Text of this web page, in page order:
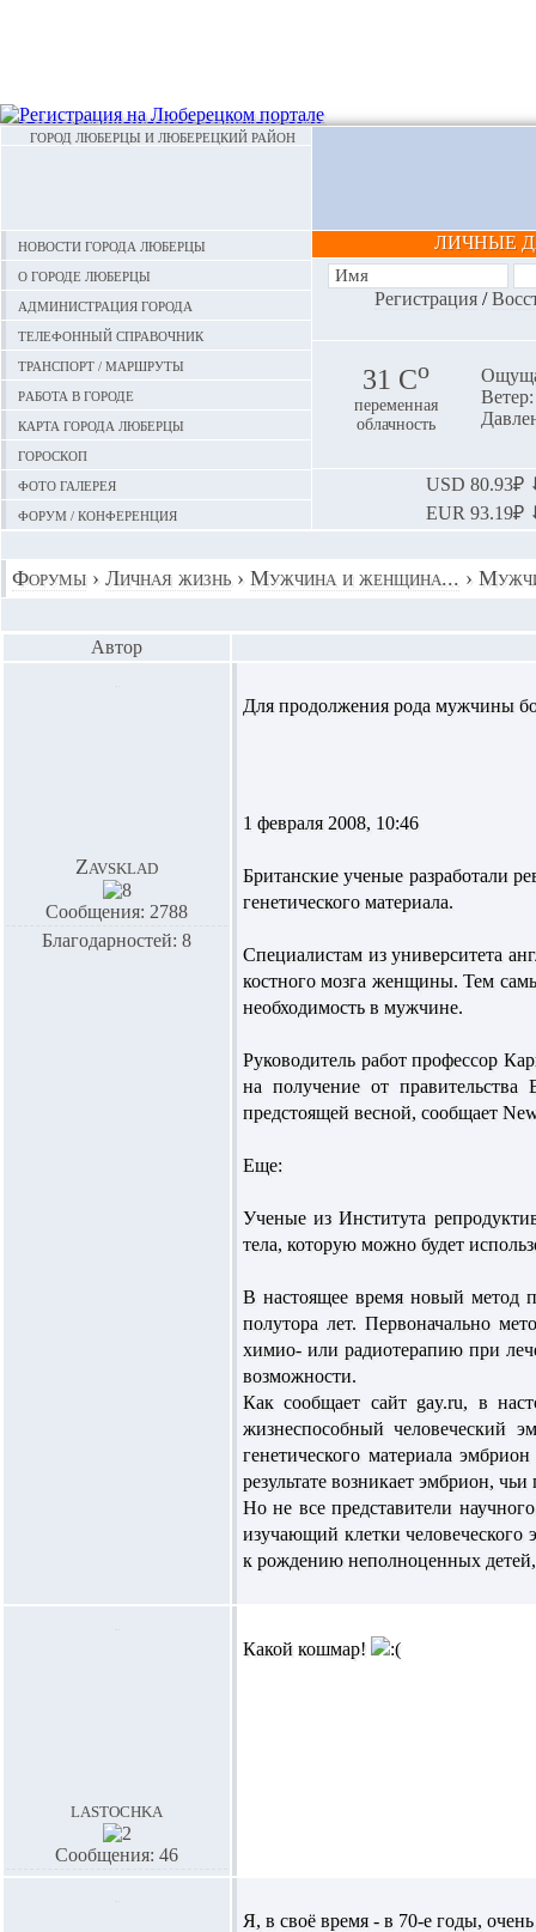
ГОРОД ЛЮБЕРЦЫ И ЛЮБЕРЕЦКИЙ РАЙОН
Новости города Люберцы
О городе Люберцы
Администрация города
Телефонный справочник
Транспорт / маршруты
Работа в городе
Карта города Люберцы
Гороскоп
Фото галерея
Форум / конференция
ЛИЧНЫЕ
Регистрация/
31 Сo
переменная
облачность
USD 80.93₽
EUR 93.19₽
Форумы › Личная жизнь › Мужчина и женщина... ›
Автор
Zavsklad
Сообщения: 2788
Благодарностей: 8
Для продолжения рода мужчины
1 февраля 2008, 10:46
Британские ученые разработали
генетического материала.
Специалистам из университета
костного мозга женщины. Тем
необходимость в мужчине.
Руководитель работ профессор
на получение от правительства
предстоящей весной, сообщает
Еще:
Ученые из Института
тела, которую можно будет
В настоящее время новый метод
полутора лет. Первоначально
химио- или радиотерапию при
возможности.
Как сообщает сайт gay.ru, в
жизнеспособный человеческий
генетического материала
результате возникает эмбрион,
Но не все представители
изучающий клетки человеческого
к рождению неполноценных детей,
lastochka
Сообщения: 46
Какой кошмар!
Я, в своё время - в 70-е годы,